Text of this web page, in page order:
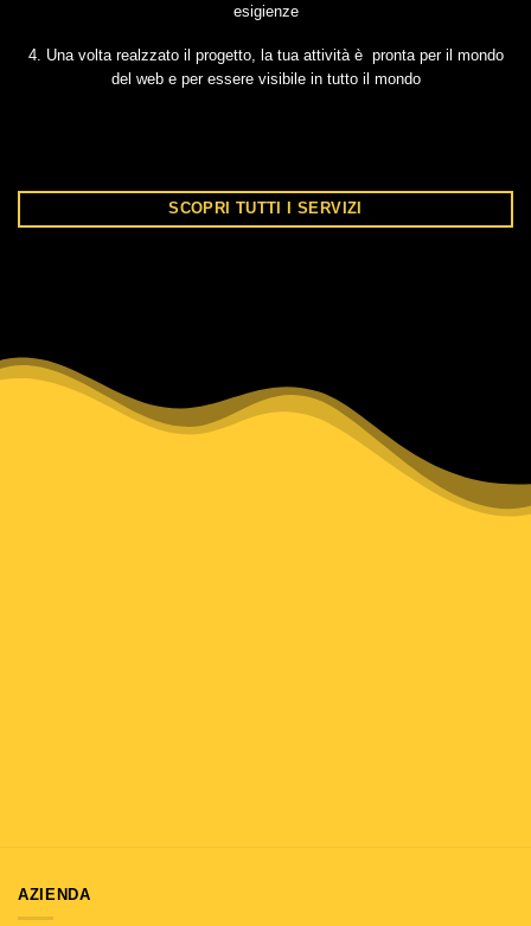
esigienze
4. Una volta realzzato il progetto, la tua attività è pronta per il mondo
del web e per essere visibile in tutto il mondo
SCOPRI TUTTI I SERVIZI
AZIENDA